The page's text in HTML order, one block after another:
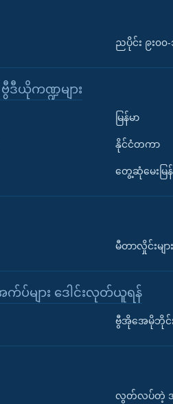
ညပိုင်း ၉း၀၀-
ယိုကဏ္ဍများ
မြန်မာ
နိုင်ငံတကာ
တွေ့ဆုံမေးမြန်
မီတာလှိုင်းများ
များ ဒေါင်းလုတ်ယူရန်
ဗွီအိုအေမိုဘိုင်
လွတ်လပ်တဲ့ အ